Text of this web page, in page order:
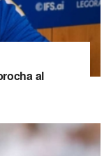
al